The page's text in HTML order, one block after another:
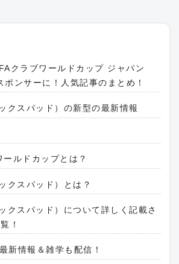
クラブワールドカップ ジャパン
ンサーに！人気記事のまとめ！
クスパッド）の新型の最新情報
ルドカップとは？
クスパッド）とは？
クスパッド）について詳しく記載さ
！
新情報＆雑学も配信！